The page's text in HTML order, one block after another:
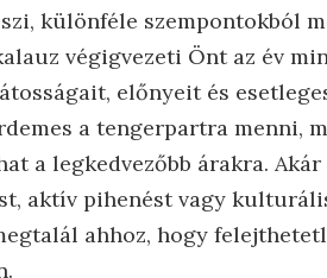
különféle szempontokból
végigvezeti Önt az év
előnyeit és
a tengerpartra menni,
a legkedvezőbb árakra.
aktív pihenést vagy
ahhoz, hogy